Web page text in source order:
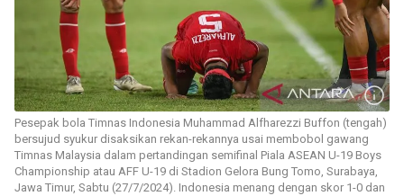
Pesepak bola Timnas Indonesia Muhammad Alfharezzi Buffon (tengah)
bersujud syukur disaksikan rekan-rekannya usai membobol gawang
Timnas Malaysia dalam pertandingan semifinal Piala ASEAN U-19 Boys
Championship atau AFF U-19 di Stadion Gelora Bung Tomo, Surabaya,
Jawa Timur, Sabtu (27/7/2024). Indonesia menang dengan skor 1-0 dan